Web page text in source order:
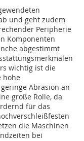
und geht zudem
Peripherie
Komponenten
abgestimmt
wichtig ist die
hohe
Abrasion an
große Rolle, da
für das
die Maschinen
bei